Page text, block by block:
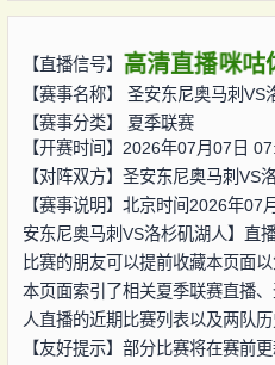
【直播信号】 高清直播咪咕
【赛事名称】 圣安东尼奥马刺VS
【赛事分类】 夏季联赛
【开赛时间】2026年07月07日
【对阵双方】 圣安东尼奥马刺VS
【赛事说明】北京时间2026年
安东尼奥马刺VS洛杉矶湖人】直
比赛的朋友可以提前收藏本页面
本页面索引了相关夏季联赛直播
人直播的近期比赛列表以及两队历
【友好提示】部分比赛将在赛前